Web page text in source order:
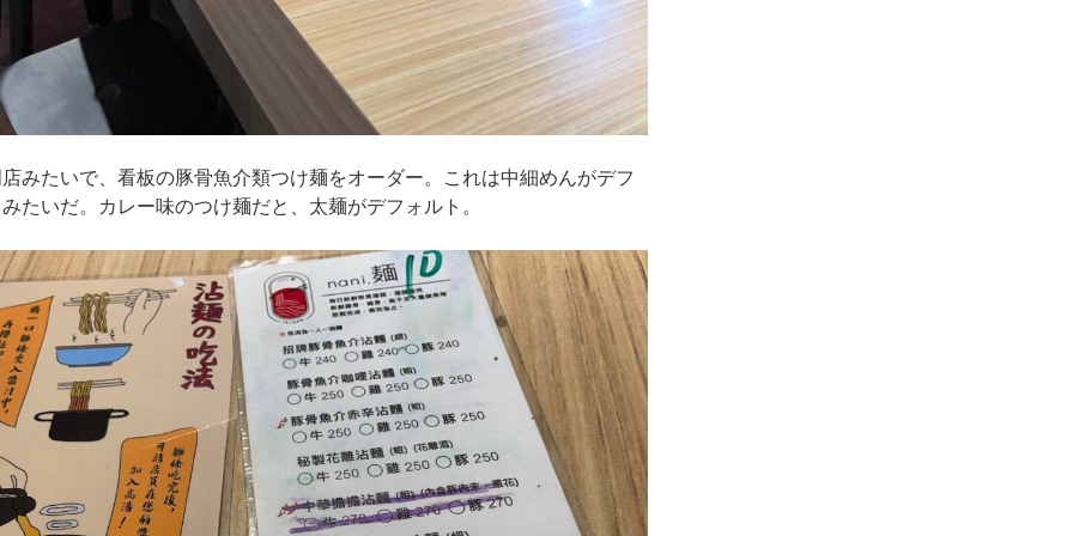
たいで、看板の豚骨魚介類つけ麺をオーダー。これは中細めんがデフ
たいだ。カレー味のつけ麺だと、太麺がデフォルト。